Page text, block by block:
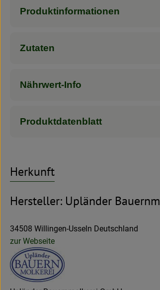
Produktinformationen
Zutaten
Nährwert-Info
Produktdatenblatt
Herkunft
Hersteller: Upländer
34508 Willingen-Usseln Deutschland
zur Webseite